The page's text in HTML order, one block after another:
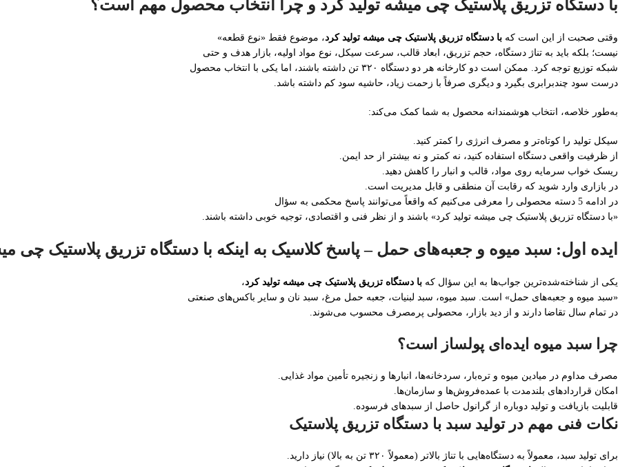
با دستگاه تزریق پلاستیک چی میشه تولید کرد و چرا انتخاب محصول مهم است؟
وقتی صحبت از این است که با دستگاه تزریق پلاستیک چی میشه تولید کرد، موضوع فقط «نوع قطعه»
نیست؛ بلکه باید به تناژ دستگاه، حجم تزریق، ابعاد قالب، سرعت سیکل، نوع مواد اولیه، بازار هدف و حتی
شبکه توزیع توجه کرد. ممکن است دو کارخانه هر دو دستگاه ۳۲۰ تن داشته باشند، اما یکی با انتخاب محصول
درست سود چندبرابری بگیرد و دیگری صرفاً با زحمت زیاد، حاشیه سود کم داشته باشد.
به‌طور خلاصه، انتخاب هوشمندانه محصول به شما کمک می‌کند:
سیکل تولید را کوتاه‌تر و مصرف انرژی را کمتر کنید.
از ظرفیت واقعی دستگاه استفاده کنید، نه کمتر و نه بیشتر از حد ایمن.
ریسک خواب سرمایه روی مواد، قالب و انبار را کاهش دهید.
در بازاری وارد شوید که رقابت آن منطقی و قابل مدیریت است.
در ادامه 5 دسته محصولی را معرفی می‌کنیم که واقعاً می‌توانند پاسخ محکمی به سؤال
«با دستگاه تزریق پلاستیک چی میشه تولید کرد» باشند و از نظر فنی و اقتصادی، توجیه خوبی داشته باشند.
ایده اول: سبد میوه و جعبه‌های حمل – پاسخ کلاسیک به اینکه با دستگاه تزریق پلاستیک چی
یکی از شناخته‌شده‌ترین جواب‌ها به این سؤال که با دستگاه تزریق پلاستیک چی میشه تولید کرد،
«سبد میوه و جعبه‌های حمل» است. سبد میوه، سبد لبنیات، جعبه حمل مرغ، سبد نان و سایر باکس‌های صنعتی
در تمام سال تقاضا دارند و از دید بازار، محصولی پرمصرف محسوب می‌شوند.
چرا سبد میوه ایده‌ای پولساز است؟
مصرف مداوم در میادین میوه و تره‌بار، سردخانه‌ها، انبارها و زنجیره تأمین مواد غذایی.
امکان قراردادهای بلندمدت با عمده‌فروش‌ها و سازمان‌ها.
قابلیت بازیافت و تولید دوباره از گرانول حاصل از سبدهای فرسوده.
نکات فنی مهم در تولید سبد با دستگاه تزریق پلاستیک
برای تولید سبد، معمولاً به دستگاه‌هایی با تناژ بالاتر (معمولاً ۳۲۰ تن به بالا) نیاز دارید.